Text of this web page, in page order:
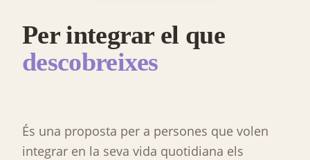
Per integrar el que
descobreixes
És una proposta per a persones que volen
integrar en la seva vida quotidiana els